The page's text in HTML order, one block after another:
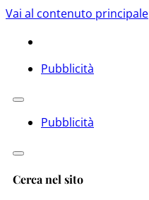
Vai al contenuto principale
Pubblicità
Pubblicità
Cerca nel sito